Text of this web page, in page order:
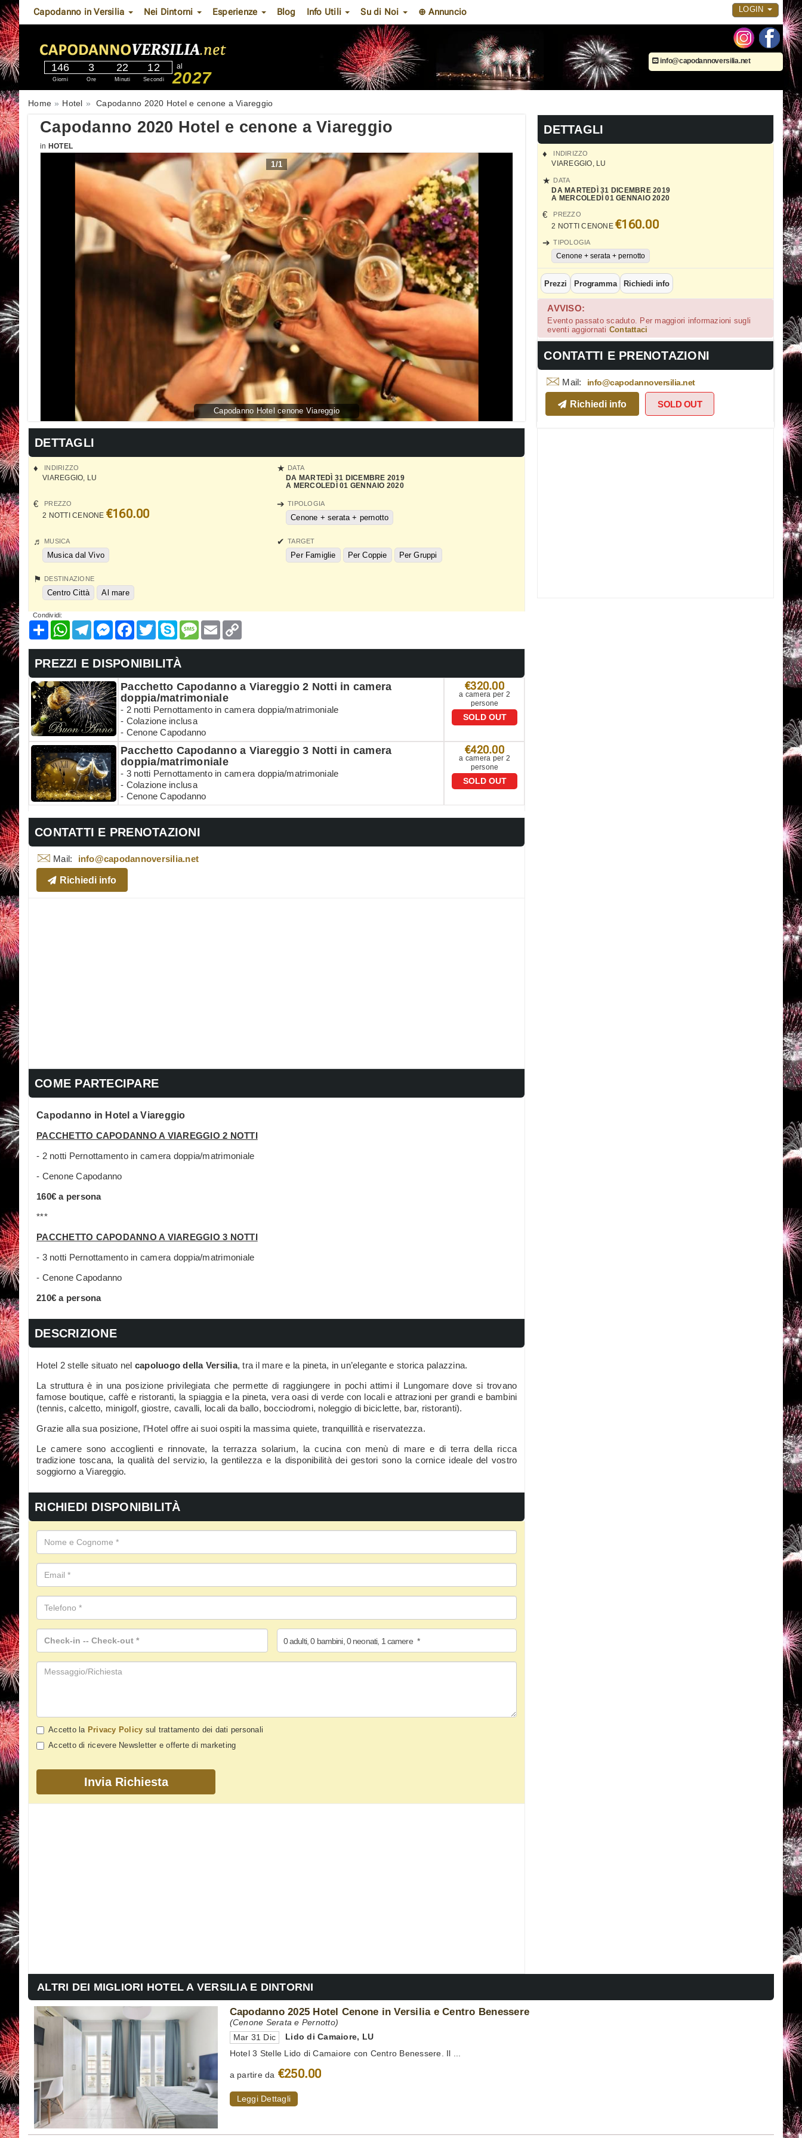
Capodanno in Versilia Nei Dintorni Esperienze Blog Info Utili Su di Noi ⊕ Annuncio LOGIN
146
Giorni
3
Ore
22
Minuti
10
Secondi
al
2027
info@capodannoversilia.net
Home Hotel Capodanno 2020 Hotel e cenone a Viareggio
Capodanno 2020 Hotel e cenone a Viareggio
in HOTEL
1/1
Capodanno Hotel cenone Viareggio
DETTAGLI
INDIRIZZO
VIAREGGIO, LU
DATA
DA MARTEDÌ 31 DICEMBRE 2019
A MERCOLEDÌ 01 GENNAIO 2020
PREZZO
2 NOTTI CENONE €160.00
TIPOLOGIA
Cenone + serata + pernotto
Prezzi Programma Richiedi info
AVVISO:
Evento passato scaduto. Per maggiori informazioni sugli
eventi aggiornati Contattaci
CONTATTI E PRENOTAZIONI
Mail: info@capodannoversilia.net
Richiedi info SOLD OUT
DETTAGLI
INDIRIZZO
VIAREGGIO, LU
DATA
DA MARTEDÌ 31 DICEMBRE 2019
A MERCOLEDÌ 01 GENNAIO 2020
PREZZO
2 NOTTI CENONE €160.00
TIPOLOGIA
Cenone + serata + pernotto
MUSICA
Musica dal Vivo
TARGET
Per Famiglie Per Coppie Per Gruppi
DESTINAZIONE
Centro Città Al mare
Condividi:
CondividiWhatsAppTelegramMessenger
Facebook
TwitterSkypeMessage
Email
PREZZI E DISPONIBILITÀ
Pacchetto Capodanno a Viareggio 2 Notti in camera
doppia/matrimoniale
- 2 notti Pernottamento in camera doppia/matrimoniale
- Colazione inclusa
- Cenone Capodanno
€320.00
a camera per 2
persone
SOLD OUT
Pacchetto Capodanno a Viareggio 3 Notti in camera
doppia/matrimoniale
- 3 notti Pernottamento in camera doppia/matrimoniale
- Colazione inclusa
- Cenone Capodanno
€420.00
a camera per 2
persone
SOLD OUT
CONTATTI E PRENOTAZIONI
Mail: info@capodannoversilia.net
Richiedi info
COME PARTECIPARE
Capodanno in Hotel a Viareggio
PACCHETTO CAPODANNO A VIAREGGIO 2 NOTTI
- 2 notti Pernottamento in camera doppia/matrimoniale
- Cenone Capodanno
160€ a persona
***
PACCHETTO CAPODANNO A VIAREGGIO 3 NOTTI
- 3 notti Pernottamento in camera doppia/matrimoniale
- Cenone Capodanno
210€ a persona
DESCRIZIONE
Hotel 2 stelle situato nel capoluogo della Versilia, tra il mare e la pineta, in un’elegante e storica palazzina.
La struttura è in una posizione privilegiata che permette di raggiungere in pochi attimi il Lungomare dove si trovano
famose boutique, caffè e ristoranti, la spiaggia e la pineta, vera oasi di verde con locali e attrazioni per grandi e bambini
(tennis, calcetto, minigolf, giostre, cavalli, locali da ballo, bocciodromi, noleggio di biciclette, bar, ristoranti).
Grazie alla sua posizione, l’Hotel offre ai suoi ospiti la massima quiete, tranquillità e riservatezza.
Le camere sono accoglienti e rinnovate, la terrazza solarium, la cucina con menù di mare e di terra della ricca
tradizione toscana, la qualità del servizio, la gentilezza e la disponibilità dei gestori sono la cornice ideale del vostro
soggiorno a Viareggio.
RICHIEDI DISPONIBILITÀ
0adulti, 0 bambini, 0 neonati, 1 camere *
Accetto la Privacy Policy sul trattamento dei dati personali
Accetto di ricevere Newsletter e offerte di marketing
ALTRI DEI MIGLIORI HOTEL A VERSILIA E DINTORNI
Capodanno 2025 Hotel Cenone in Versilia e Centro Benessere
(Cenone Serata e Pernotto)
Mar 31 Dic
Lido di Camaiore, LU
Hotel 3 Stelle Lido di Camaiore con Centro Benessere. Il ...
a partire da €250.00
Leggi Dettagli